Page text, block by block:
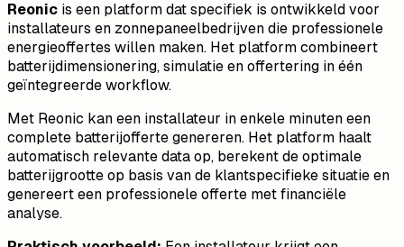
Reonic is een platform dat specifiek is ontwikkeld voor
installateurs en zonnepaneelbedrijven die professionele
energieoffertes willen maken. Het platform combineert
batterijdimensionering, simulatie en offertering in één
geïntegreerde workflow.
Met Reonic kan een installateur in enkele minuten een
complete batterijofferte genereren. Het platform haalt
automatisch relevante data op, berekent de optimale
batterijgrootte op basis van de klantspecifieke situatie en
genereert een professionele offerte met financiële
analyse.